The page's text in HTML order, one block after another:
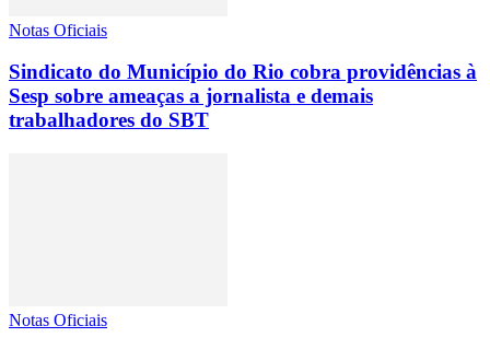
Notas Oficiais
Sindicato do Município do Rio cobra providências à
Sesp sobre ameaças a jornalista e demais
trabalhadores do SBT
Notas Oficiais